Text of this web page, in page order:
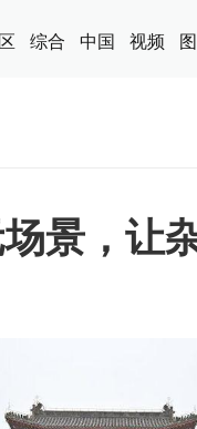
综合 中国 视频
景，让